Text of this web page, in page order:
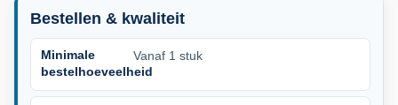
Bestellen & kwaliteit
Minimale
bestelhoeveelheid
Vanaf 1 stuk